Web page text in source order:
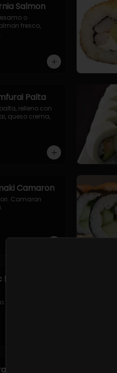
Salmon
o
fresco,
Palta
relleno con
queso crema,
Camaron
Camaron
en
Camaron furai,
en Salmon